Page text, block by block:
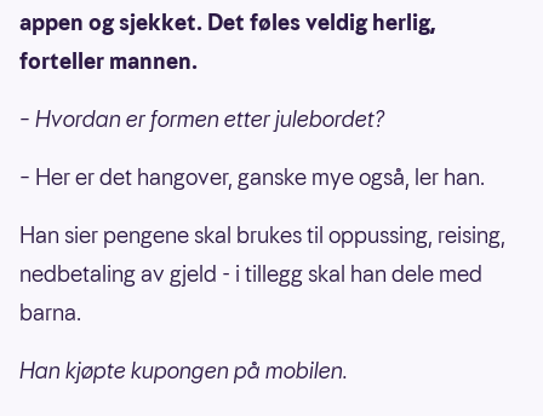
appen og sjekket. Det føles veldig herlig,
forteller mannen.
– Hvordan er formen etter julebordet?
– Her er det hangover, ganske mye også, ler han.
Han sier pengene skal brukes til oppussing, reising,
nedbetaling av gjeld - i tillegg skal han dele med
barna.
Han kjøpte kupongen på mobilen.